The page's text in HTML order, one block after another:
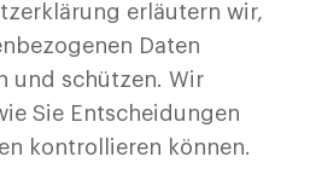
erläutern wir,
Daten
und schützen. Wir
Sie Entscheidungen
kontrollieren können.